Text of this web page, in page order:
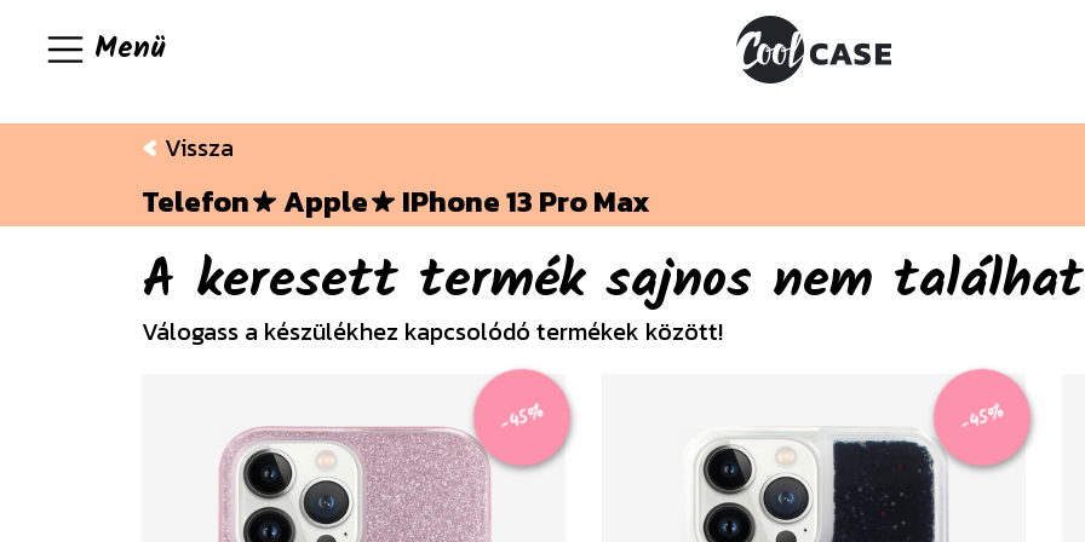
Menü
Vissza
Telefon Apple IPhone 13 Pro Max
A keresett termék sajnos nem
Válogass a készülékhez kapcsolódó termékek között!
-45% -45%